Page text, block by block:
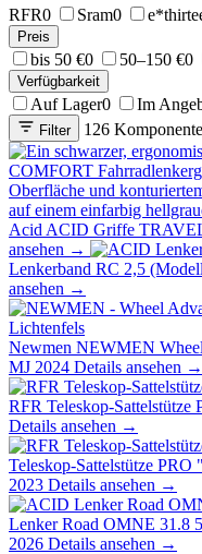
RFR0 Sram0
Preis
bis 50 €0 50–150 €0
Verfügbarkeit
Auf Lager0 Im
Filter 126
Acid ACID Griffe
ansehen →
Lenkerband RC 2,5
ansehen →
Newmen NEWMEN
MJ 2024 Details ansehen →
RFR Teleskop-Sattelstütze
Details ansehen →
Teleskop-Sattelstütze
2023 Details ansehen →
Lenker Road OMNE 31.8
2026 Details ansehen →